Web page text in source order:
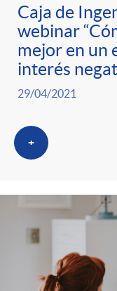
o
r
i
s
Caja de
webinar
mejor en un
interés
29/04/2021
+